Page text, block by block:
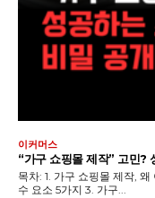
이커머스
“가구 쇼핑몰 제작” 고민?
목차: 1. 가구 쇼핑몰 제작,
수 요소 5가지 3. 가구...